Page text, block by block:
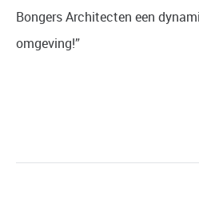
Bongers Architecten een
omgeving!”